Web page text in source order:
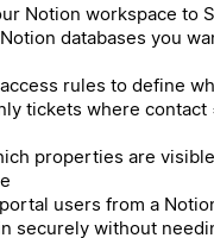
Notion workspace to
databases you
rules to define
tickets where
properties are
users from a
securely without